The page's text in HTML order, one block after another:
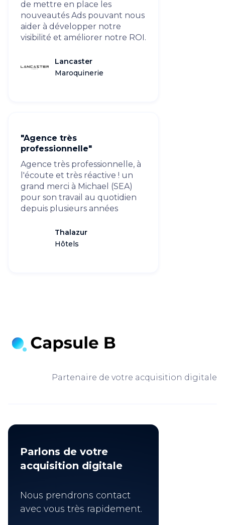
de mettre en place les
nouveautés Ads pouvant nous
aider à développer notre
visibilité et améliorer notre ROI.
Lancaster
Maroquinerie
"Agence très
professionnelle"
Agence très professionnelle, à
l'écoute et très réactive ! un
grand merci à Michael (SEA)
pour son travail au quotidien
depuis plusieurs années
Thalazur
Hôtels
Partenaire de votre acquisition digitale
Parlons de votre
acquisition digitale
Nous prendrons contact
avec vous très rapidement.